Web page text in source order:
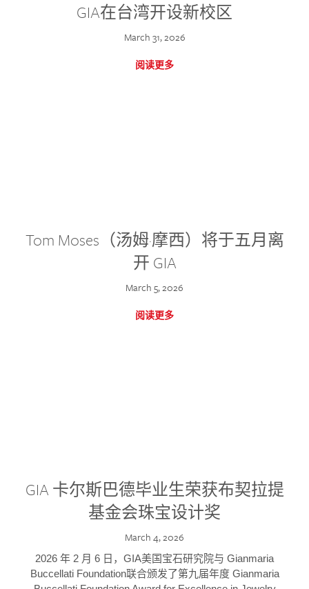
GIA在台湾开设新校区
March 31, 2026
阅读更多
Tom Moses（汤姆·摩西）将于五月离
开 GIA
March 5, 2026
阅读更多
GIA 卡尔斯巴德毕业生荣获布契拉提
基金会珠宝设计奖
March 4, 2026
2026 年 2 月 6 日，GIA美国宝石研究院与 Gianmaria
Buccellati Foundation联合颁发了第九届年度 Gianmaria